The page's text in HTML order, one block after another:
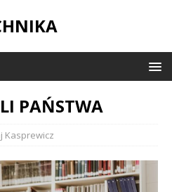
PAŃSTWA
Kasprewicz